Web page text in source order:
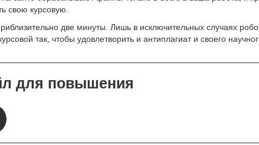
свою курсовую.
две минуты. Лишь в исключительных случаях
так, чтобы удовлетворить и антиплагиат и своего
для повышения